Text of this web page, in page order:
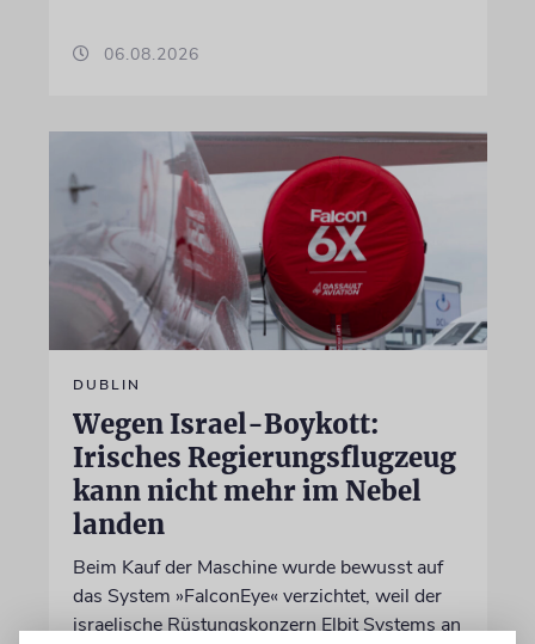
06.08.2026
DUBLIN
Wegen Israel-Boykott:
Irisches Regierungsflugzeug
kann nicht mehr im Nebel
landen
Beim Kauf der Maschine wurde bewusst auf
das System »FalconEye« verzichtet, weil der
israelische Rüstungskonzern Elbit Systems an